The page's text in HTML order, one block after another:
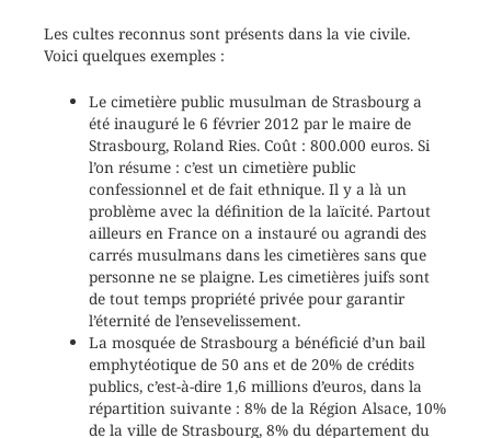
Les cultes reconnus sont présents dans la vie civile.
Voici quelques exemples :
Le cimetière public musulman de Strasbourg a
été inauguré le 6 février 2012 par le maire de
Strasbourg, Roland Ries. Coût : 800.000 euros. Si
l’on résume : c’est un cimetière public
confessionnel et de fait ethnique. Il y a là un
problème avec la définition de la laïcité. Partout
ailleurs en France on a instauré ou agrandi des
carrés musulmans dans les cimetières sans que
personne ne se plaigne. Les cimetières juifs sont
de tout temps propriété privée pour garantir
l’éternité de l’ensevelissement.
La mosquée de Strasbourg a bénéficié d’un bail
emphytéotique de 50 ans et de 20% de crédits
publics, c’est-à-dire 1,6 millions d’euros, dans la
répartition suivante : 8% de la Région Alsace, 10%
de la ville de Strasbourg, 8% du département du